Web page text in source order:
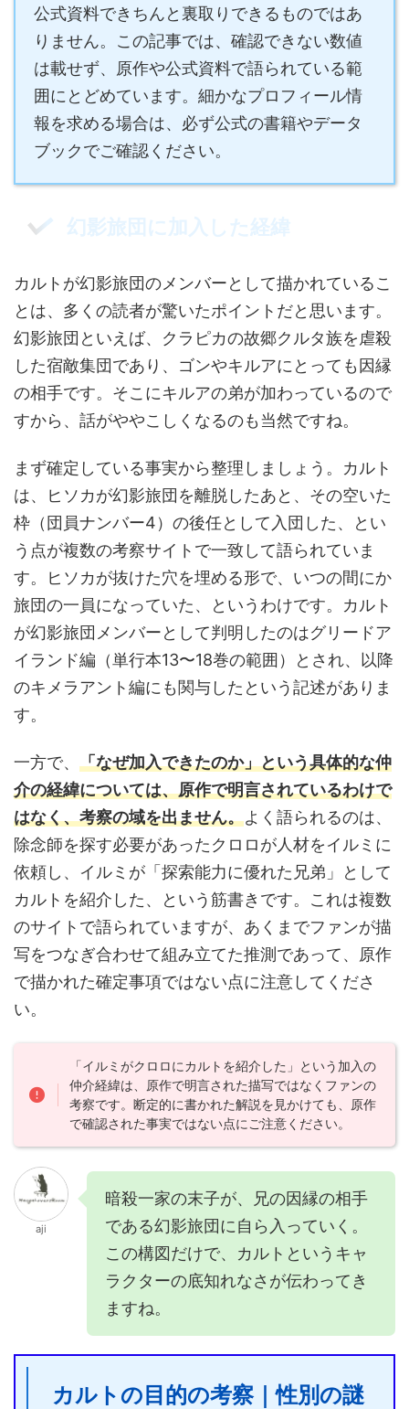
公式資料できちんと裏取りできるものではあ
りません。この記事では、確認できない数値
は載せず、原作や公式資料で語られている範
囲にとどめています。細かなプロフィール情
報を求める場合は、必ず公式の書籍やデータ
ブックでご確認ください。
幻影旅団に加入した経緯
カルトが幻影旅団のメンバーとして描かれているこ
とは、多くの読者が驚いたポイントだと思います。
幻影旅団といえば、クラピカの故郷クルタ族を虐殺
した宿敵集団であり、ゴンやキルアにとっても因縁
の相手です。そこにキルアの弟が加わっているので
すから、話がややこしくなるのも当然ですね。
まず確定している事実から整理しましょう。カルト
は、ヒソカが幻影旅団を離脱したあと、その空いた
枠（団員ナンバー4）の後任として入団した、とい
う点が複数の考察サイトで一致して語られていま
す。ヒソカが抜けた穴を埋める形で、いつの間にか
旅団の一員になっていた、というわけです。カルト
が幻影旅団メンバーとして判明したのはグリードア
イランド編（単行本13〜18巻の範囲）とされ、以降
のキメラアント編にも関与したという記述がありま
す。
一方で、 「なぜ加入できたのか」という具体的な仲
介の経緯については、原作で明言されているわけで
はなく、考察の域を出ません。よく語られるのは、
除念師を探す必要があったクロロが人材をイルミに
依頼し、イルミが「探索能力に優れた兄弟」として
カルトを紹介した、という筋書きです。これは複数
のサイトで語られていますが、あくまでファンが描
写をつなぎ合わせて組み立てた推測であって、原作
で描かれた確定事項ではない点に注意してくださ
い。
「イルミがクロロにカルトを紹介した」という加入の
仲介経緯は、原作で明言された描写ではなくファンの
考察です。断定的に書かれた解説を見かけても、原作
で確認された事実ではない点にご注意ください。
aji
暗殺一家の末子が、兄の因縁の相手
である幻影旅団に自ら入っていく。
この構図だけで、カルトというキャ
ラクターの底知れなさが伝わってき
ますね。
カルトの目的の考察｜性別の謎